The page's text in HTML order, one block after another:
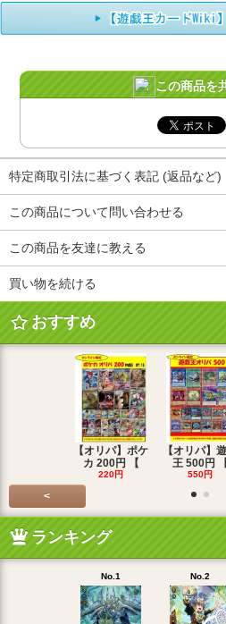
この商品を
特定商取引法に基づく表記 (返品など)
この商品について問い合わせる
この商品を友達に教える
買い物を続ける
おすすめ
【オリパ】ポケ
カ 200円 【
220円
【オリパ】
王 500円
550円
<
ランキング
No.1 No.2